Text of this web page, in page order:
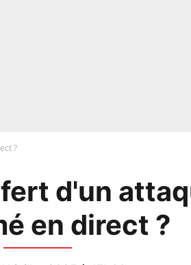
?
d'un
en direct ?